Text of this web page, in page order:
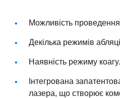
Можливість
Декілька режимів
Наявність режиму
Інтегрована
лазера, що створює